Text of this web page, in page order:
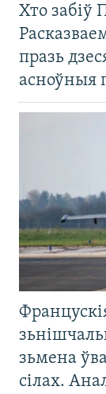
Хто забіў
празь
асноўныя
зьмена
сілах.